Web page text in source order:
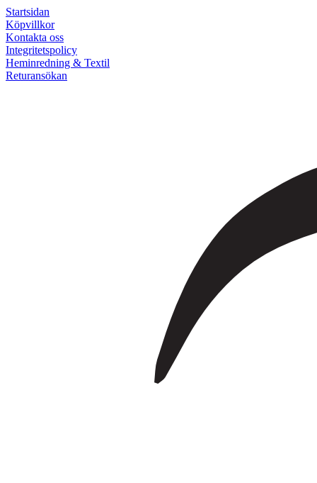
Startsidan
Köpvillkor
Kontakta oss
Integritetspolicy
Heminredning & Textil
Returansökan